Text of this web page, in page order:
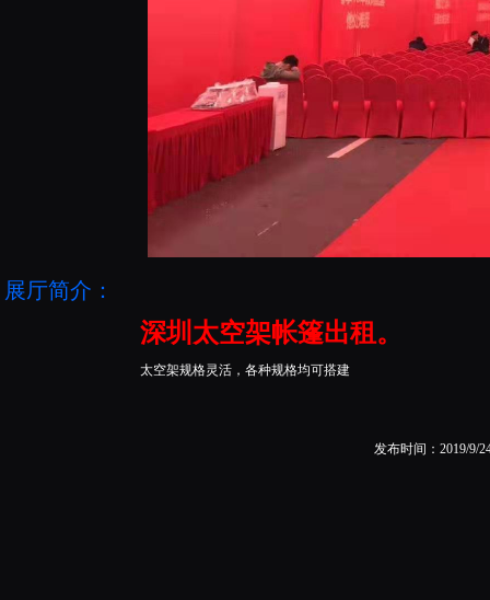
展厅简介：
深圳太空架帐篷出租。
太空架规格灵活，各种规格均可搭建
发布时间：2019/